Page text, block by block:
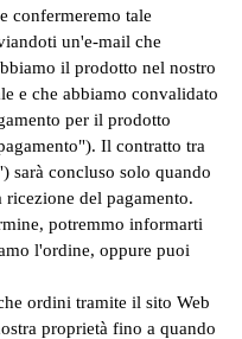
confermeremo tale
un'e-mail che
il prodotto nel nostro
e che abbiamo convalidato
per il prodotto
Il contratto tra
sarà concluso solo quando
del pagamento.
potremmo informarti
l'ordine, oppure puoi
ordini tramite il sito Web
proprietà fino a quando